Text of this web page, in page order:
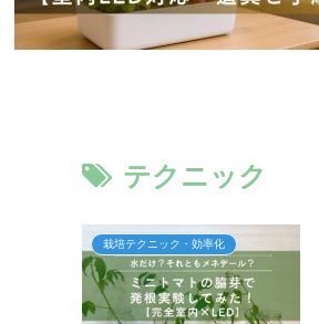
テクニック
栽培テクニック・効率化